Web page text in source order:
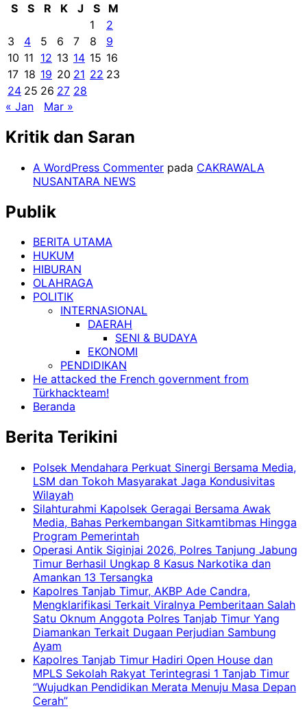
S
S R K J S
M
1
2
3
4 5 6 7 8
9
10 11 12 13 14 15 16
17 18 19 20 21 22 23
24 25 26 27 28
« Jan
Mar »
Kritik dan Saran
A WordPress Commenter pada CAKRAWALA
NUSANTARA NEWS
Publik
BERITA UTAMA
HUKUM
HIBURAN
OLAHRAGA
POLITIK
INTERNASIONAL
DAERAH
SENI & BUDAYA
EKONOMI
PENDIDIKAN
He attacked the French government from
Türkhackteam!
Beranda
Berita Terikini
Polsek Mendahara Perkuat Sinergi Bersama Media,
LSM dan Tokoh Masyarakat Jaga Kondusivitas
Wilayah
Silahturahmi Kapolsek Geragai Bersama Awak
Media, Bahas Perkembangan Sitkamtibmas Hingga
Program Pemerintah
Operasi Antik Siginjai 2026, Polres Tanjung Jabung
Timur Berhasil Ungkap 8 Kasus Narkotika dan
Amankan 13 Tersangka
Kapolres Tanjab Timur, AKBP Ade Candra,
Mengklarifikasi Terkait Viralnya Pemberitaan Salah
Satu Oknum Anggota Polres Tanjab Timur Yang
Diamankan Terkait Dugaan Perjudian Sambung
Ayam
Kapolres Tanjab Timur Hadiri Open House dan
MPLS Sekolah Rakyat Terintegrasi 1 Tanjab Timur
“Wujudkan Pendidikan Merata Menuju Masa Depan
Cerah”